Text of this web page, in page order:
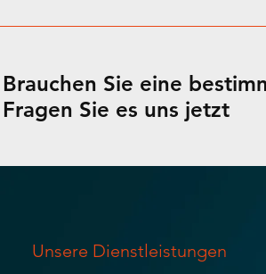
Brauchen Sie eine
Fragen Sie es uns jetzt
Unsere Dienstleistungen